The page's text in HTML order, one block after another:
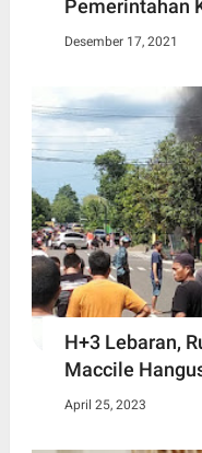
Pemerintahan
Desember 17, 2021
H+3 Lebaran,
Maccile
April 25, 2023